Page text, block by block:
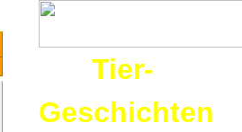
Tier-
Geschichten